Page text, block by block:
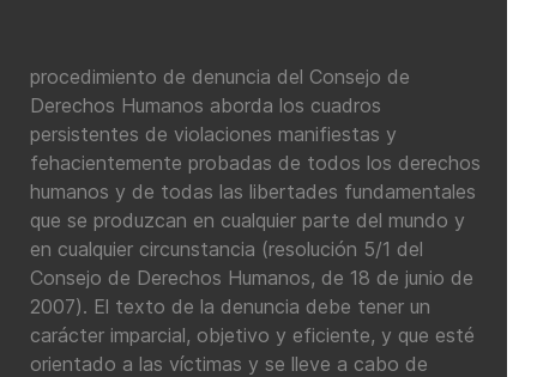
procedimiento de denuncia del Consejo de
Derechos Humanos aborda los cuadros
persistentes de violaciones manifiestas y
fehacientemente probadas de todos los derechos
humanos y de todas las libertades fundamentales
que se produzcan en cualquier parte del mundo y
en cualquier circunstancia (resolución 5/1 del
Consejo de Derechos Humanos, de 18 de junio de
2007). El texto de la denuncia debe tener un
carácter imparcial, objetivo y eficiente, y que esté
orientado a las víctimas y se lleve a cabo de